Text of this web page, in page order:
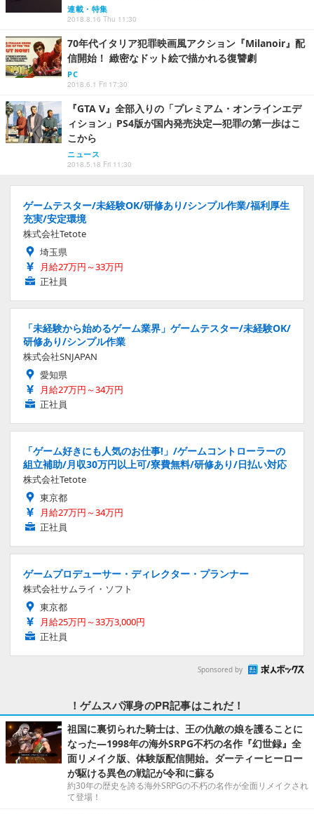
連載・特集
2018.8.16 Thu 11:30
70年代イタリア犯罪映画風アクション『Milanoir』配
信開始！ 緻密なドット絵で描かれる復讐劇
PC
2018.6.1 Fri 17:30
『GTA V』全部入りの「プレミアム・オンラインエデ
ィション」PS4版が国内発売決定―犯罪の第一歩はこ
こから
ニュース
2018.5.18 Fri 11:30
ゲームテスター/未経験OK/研修あり/シンプル作業/福利厚生
充実/安定環境
株式会社Tetote
埼玉県
月給27万円～33万円
正社員
「未経験から始めるゲーム業界」ゲームテスター/未経験OK/
研修あり/シンプル作業
株式会社SNJAPAN
愛知県
月給27万円～34万円
正社員
「ゲーム好きにも人気のお仕事!」/ゲームコントローラーの
組立補助/月収30万円以上可/寮費無料/研修あり/日払い対応
株式会社Tetote
東京都
月給27万円～34万円
正社員
ゲームプロデューサー・ディレクター・プランナー
株式会社サムライ・ソフト
東京都
月給25万円～33万3,000円
正社員
Sponsored by
！ゲムスパ渾身のPR記事はこれだ！
祖国に裏切られた騎士は、王の仇敵の娘を護ることに
なった―1998年の海外SRPG不朽の名作『幻世録』全
面リメイク版、体験版配信開始。ダーティーヒーロー
が駆ける異色の戦記が令和に蘇る
約30年の歴史を誇る海外SRPGの不朽の名作が全面リメイクされ
て登場！